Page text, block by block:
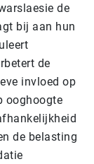
de
bij aan hun
de
invloed op
ooghoogte
de belasting